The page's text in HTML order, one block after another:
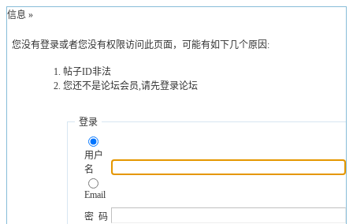
信息 »
您没有登录或者您没有权限访问此页面，可能有如下几个原因:
帖子ID非法
您还不是论坛会员,请先登录论坛
登录
用户
名
Email
密 码